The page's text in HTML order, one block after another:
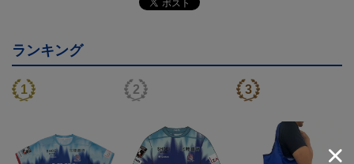
ランキング